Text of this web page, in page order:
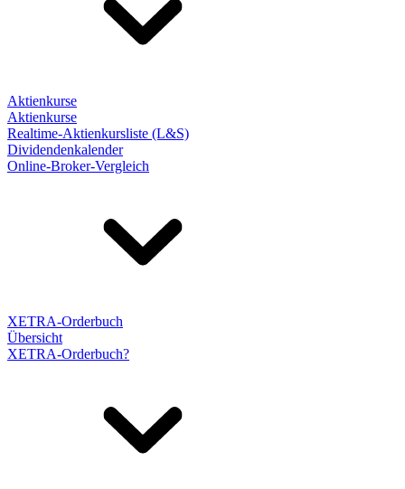
Aktienkurse
Aktienkurse
Realtime-Aktienkursliste (L&S)
Dividendenkalender
Online-Broker-Vergleich
XETRA-Orderbuch
Übersicht
XETRA-Orderbuch?